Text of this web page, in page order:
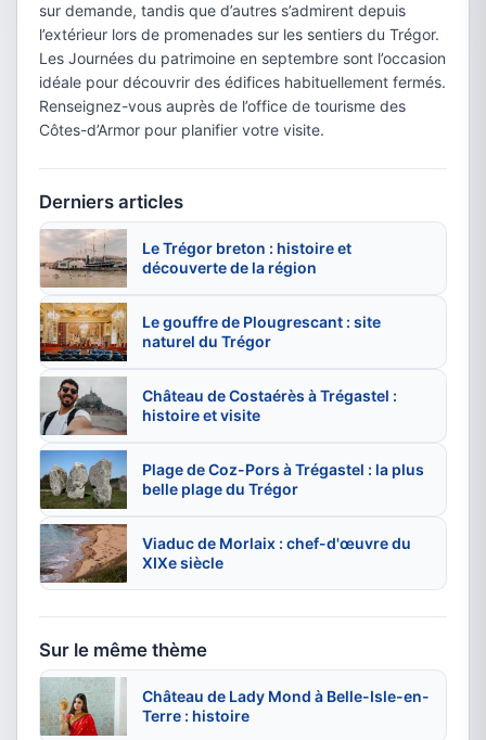
sur demande, tandis que d’autres s’admirent depuis
l’extérieur lors de promenades sur les sentiers du Trégor.
Les Journées du patrimoine en septembre sont l’occasion
idéale pour découvrir des édifices habituellement fermés.
Renseignez-vous auprès de l’office de tourisme des
Côtes-d’Armor pour planifier votre visite.
Derniers articles
Le Trégor breton : histoire et
découverte de la région
Le gouffre de Plougrescant : site
naturel du Trégor
Château de Costaérès à Trégastel :
histoire et visite
Plage de Coz-Pors à Trégastel : la plus
belle plage du Trégor
Viaduc de Morlaix : chef-d'œuvre du
XIXe siècle
Sur le même thème
Château de Lady Mond à Belle-Isle-en-
Terre : histoire